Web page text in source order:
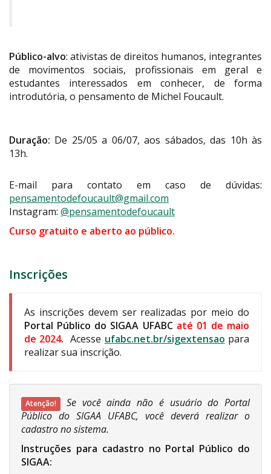
Público-alvo: ativistas de direitos humanos, integrantes
de movimentos sociais, profissionais em geral e
estudantes interessados em conhecer, de forma
introdutória, o pensamento de Michel Foucault.
Duração: De 25/05 a 06/07, aos sábados, das 10h às
13h.
E-mail para contato em caso de dúvidas:
pensamentodefoucault@gmail.com
Instagram: @pensamentodefoucault
Curso gratuito e aberto ao público.
Inscrições
As inscrições devem ser realizadas por meio do
Portal Público do SIGAA UFABC até 01 de maio
de 2024.Acesse ufabc.net.br/sigextensao para
realizar sua inscrição.
Atenção!
Se você ainda não é usuário do Portal
Público do SIGAA UFABC, você deverá realizar o
cadastro no sistema.
Instruções para cadastro no Portal Público do
SIGAA: